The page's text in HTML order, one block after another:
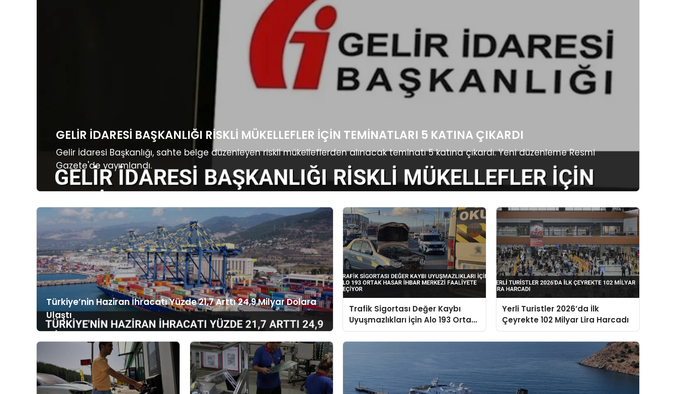
GELIR İDARESI BAŞKANLIĞI RISKLI MÜKELLEFLER İÇIN TEMINATLARI 5 KATINA ÇIKARDI
Gelir İdaresi Başkanlığı, sahte belge düzenleyen riskli mükelleflerden alınacak teminatı 5 katına çıkardı. Yeni düzenleme Resmi
Gazete'de yayımlandı.
Türkiye’nin Haziran İhracatı Yüzde 21,7 Arttı 24,9 Milyar Dolara
Ulaştı
Trafik Sigortası Değer Kaybı
Uyuşmazlıkları İçin Alo 193 Ortak
Hasar İhbar Merkezi Faaliyete
Geçiyor
Yerli Turistler 2026’da İlk
Çeyrekte 102 Milyar Lira Harcadı